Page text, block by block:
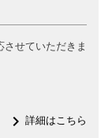
せていただきま
navigate_next詳細はこちら